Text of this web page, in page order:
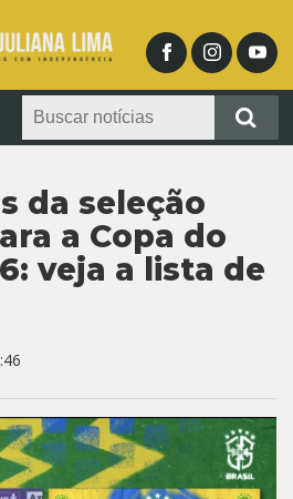
da seleção
a Copa do
veja a lista de